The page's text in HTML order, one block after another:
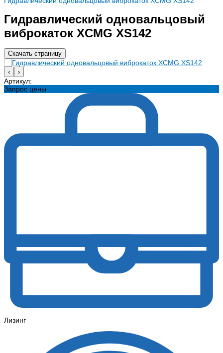
Гидравлический одновальцовый
виброкаток XCMG XS142
Скачать страницу
‹ ›
Артикул:
Запрос цены
Лизинг